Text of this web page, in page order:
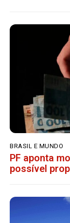
BRASIL E MUNDO
PF aponta
possível